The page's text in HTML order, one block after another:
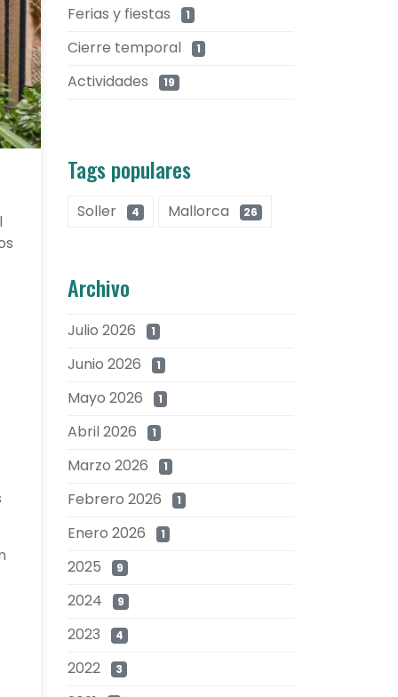
Ferias y fiestas 1
Cierre temporal 1
Actividades 19
Tags populares
Soller 4 Mallorca 26
Archivo
Julio 2026 1
Junio 2026 1
Mayo 2026 1
Abril 2026 1
Marzo 2026 1
Febrero 2026 1
Enero 2026 1
2025 9
2024 9
2023 4
2022 3